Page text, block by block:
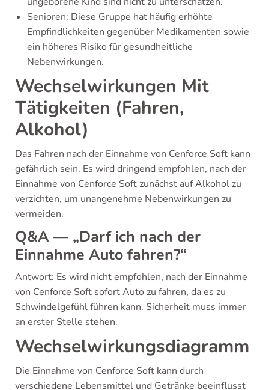
Senioren: Diese Gruppe hat häufig erhöhte
Empfindlichkeiten gegenüber Medikamenten sowie
ein höheres Risiko für gesundheitliche
Nebenwirkungen.
Wechselwirkungen Mit
Tätigkeiten (Fahren,
Alkohol)
Das Fahren nach der Einnahme von Cenforce Soft kann
gefährlich sein. Es wird dringend empfohlen, nach der
Einnahme von Cenforce Soft zunächst auf Alkohol zu
verzichten, um unangenehme Nebenwirkungen zu
vermeiden.
Q&A — „Darf ich nach der
Einnahme Auto fahren?“
Antwort: Es wird nicht empfohlen, nach der Einnahme
von Cenforce Soft sofort Auto zu fahren, da es zu
Schwindelgefühl führen kann. Sicherheit muss immer
an erster Stelle stehen.
Wechselwirkungsdiagramm
Die Einnahme von Cenforce Soft kann durch
verschiedene Lebensmittel und Getränke beeinflusst